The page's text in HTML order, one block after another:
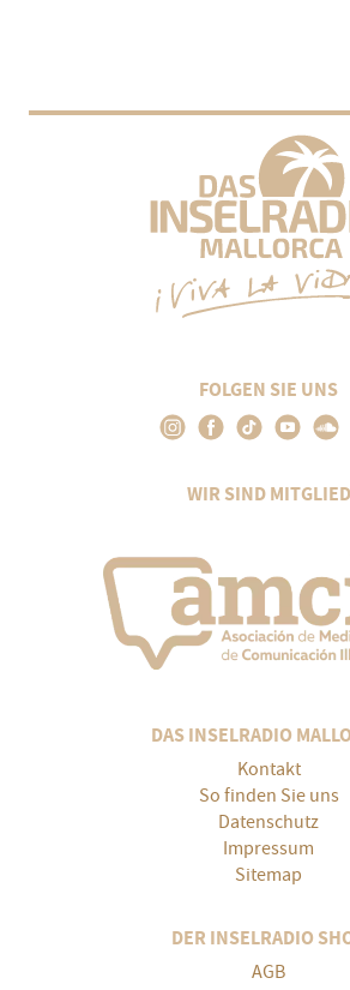
FOLGEN SIE UNS
WIR SIND MITGLIED
DAS INSELRADIO
Kontakt
So finden Sie uns
Datenschutz
Impressum
Sitemap
DER INSELRADIO
AGB